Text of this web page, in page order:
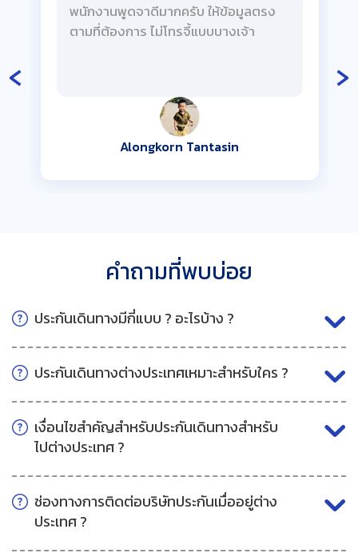
พนักงานพูดจาดีมากครับ ให้ข้อมูลตรง
ตามที่ต้องการ ไม่โทรจี้แบบบางเจ้า
Alongkorn Tantasin
‹ ›
คำถามที่พบบ่อย
ประกันเดินทางมีกี่แบบ ? อะไรบ้าง ?
ประกันเดินทางต่างประเทศเหมาะสำหรับใคร ?
เงื่อนไขสำคัญสำหรับประกันเดินทางสำหรับ
ไปต่างประเทศ ?
ช่องทางการติดต่อบริษัทประกันเมื่ออยู่ต่าง
ประเทศ ?